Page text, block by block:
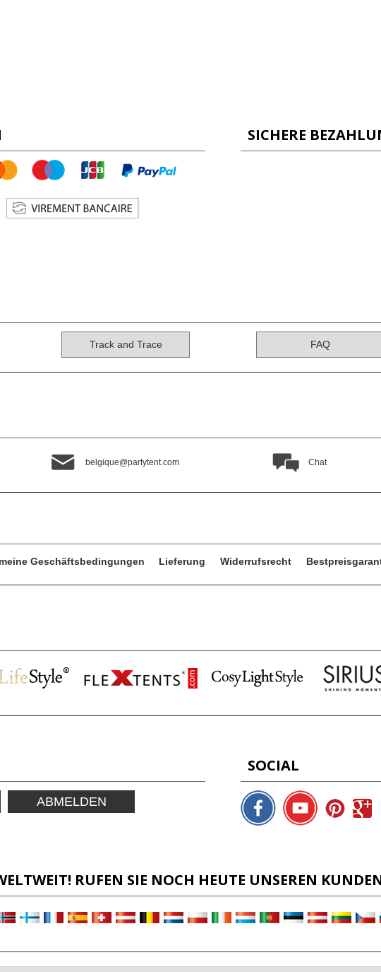
SICHERE
Track and Trace FAQ
belgique@partytent.com Chat
Geschäftsbedingungen Lieferung Widerrufsrecht
ABMELDEN
SOCIAL
RUFEN SIE NOCH HEUTE UNSEREN